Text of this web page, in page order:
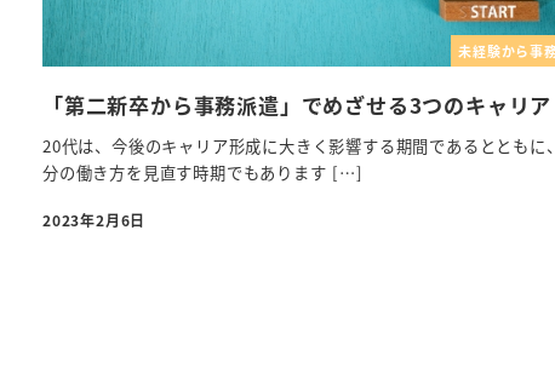
未経験から事
「第二新卒から事務派遣」でめざせる3つのキャリア
20代は、今後のキャリア形成に大きく影響する期間であるとともに
分の働き方を見直す時期でもあります […]
2023年2月6日